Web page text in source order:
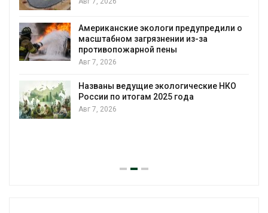
Американские экологи предупредили о
масштабном загрязнении из-за
противопожарной пены
Авг 7, 2026
Названы ведущие экологические НКО
России по итогам 2025 года
Авг 7, 2026